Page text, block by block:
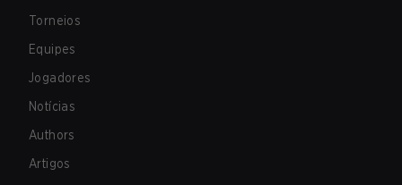
Torneios
Equipes
Jogadores
Notícias
Authors
Artigos